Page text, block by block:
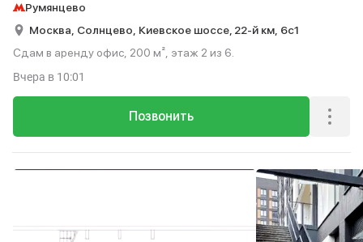
Румянцево
Москва, Солнцево, Киевское шоссе, 22-й км, 6с1
Сдам в аренду офис, 200 м², этаж 2 из 6.
Позвонить
Вчера в 10:01